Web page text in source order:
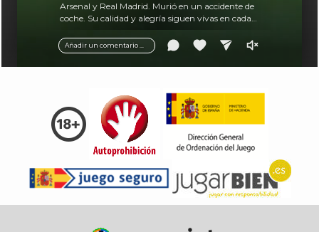
Añadir un comentario ...
Arsenal y Real Madrid. Murió en un accidente de
coche. Su calidad y alegría siguen vivas en cada